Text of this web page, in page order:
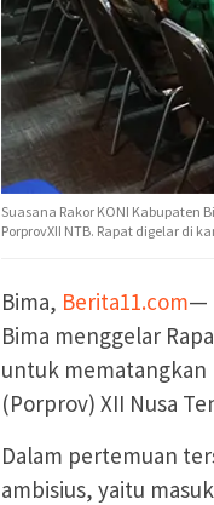
Suasana Rakor KONI
PorprovXII NTB. Rapat digelar di
Bima, Berita11.com—
Bima menggelar
untuk mematangkan
(Porprov) XII Nusa
Dalam pertemuan
ambisius, yaitu